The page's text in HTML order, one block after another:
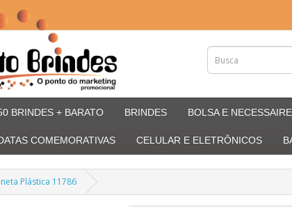
BRINDES + BARATO BRINDES BOLSA E NECESSAIRE
COMEMORATIVAS CELULAR E ELETRÔNICOS
Plástica 11786